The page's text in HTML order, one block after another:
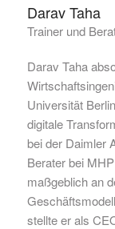
Darav Taha
Trainer und
Darav Taha
Universität
digitale
bei der Daimler
Berater bei
maßgeblich an
stellte er als